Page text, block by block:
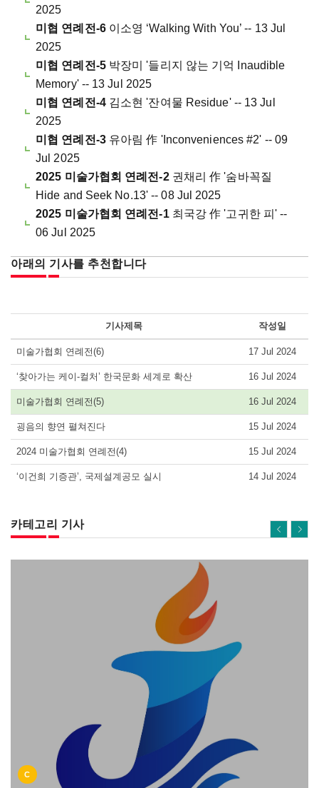
2025
미협 연례전-6이소영 ‘Walking With You’ -- 13 Jul
2025
미협 연례전-5박장미 '들리지 않는 기억 Inaudible
Memory' -- 13 Jul 2025
미협 연례전-4김소현 '잔여물 Residue' -- 13 Jul
2025
미협 연례전-3유아림 作 'Inconveniences #2' -- 09
Jul 2025
2025 미술가협회 연례전-2권채리 作 '숨바꼭질
Hide and Seek No.13' -- 08 Jul 2025
2025 미술가협회 연례전-1최국강 作 '고귀한 피' --
06 Jul 2025
아래의 기사를 추천합니다
기사제목 작성일
미술가협회 연례전(6) 17 Jul 2024
‘찾아가는 케이-컬처’ 한국문화 세계로 확산 16 Jul 2024
미술가협회 연례전(5) 16 Jul 2024
굉음의 향연 펼쳐진다 15 Jul 2024
2024 미술가협회 연례전(4) 15 Jul 2024
‘이건희 기증관’, 국제설계공모 실시 14 Jul 2024
카테고리 기사
C